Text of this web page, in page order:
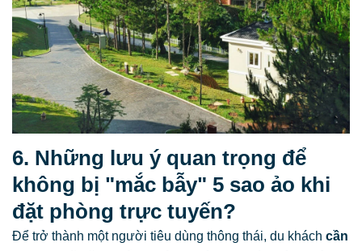
6. Những lưu ý quan trọng để
không bị "mắc bẫy" 5 sao ảo khi
đặt phòng trực tuyến?
Để trở thành một người tiêu dùng thông thái, du khách cần